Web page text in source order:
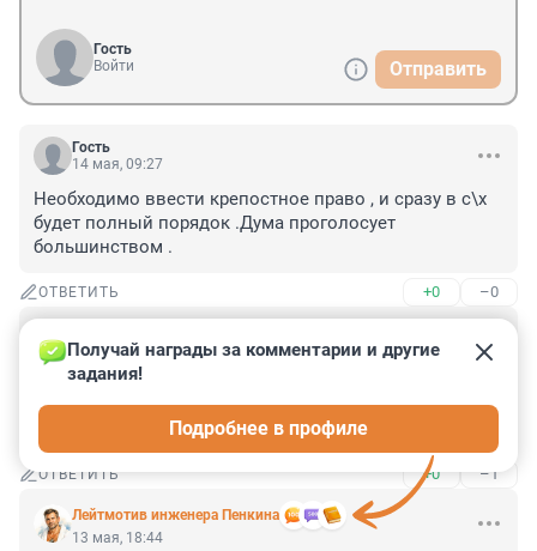
Гость
Войти
Отправить
Гость
14 мая, 09:27
Необходимо ввести крепостное право , и сразу в с\х
будет полный порядок .Дума проголосует
большинством .
ОТВЕТИТЬ +0 –0
13 мая, 19:35
Судя по всему под видом Египетского картофеля, в
Россию просачивается европейский, немецкий в
частности, где урожай был огромным.
ОТВЕТИТЬ +0 –1
Лейтмотив инженера Пенкина
Получай награды за комментарии и другие
задания!
Подробнее в профиле
13 мая, 18:44